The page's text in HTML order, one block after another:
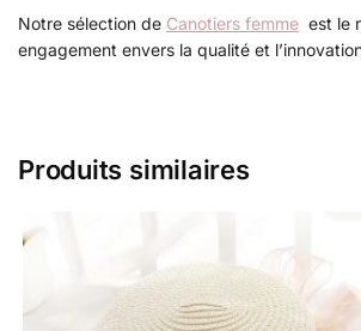
Notre sélection de Canotiers femme est le
engagement envers la qualité et
Produits similaires